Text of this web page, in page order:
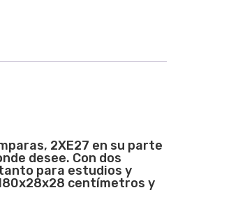
2XE27 en su parte
desee. Con dos
para estudios y
centímetros y